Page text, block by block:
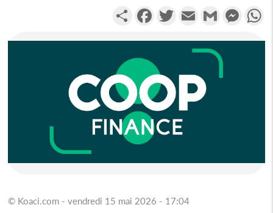
PartagerFacebookTwitterEmail Gmail
© Koaci.com - vendredi 15 mai 2026 - 17:04